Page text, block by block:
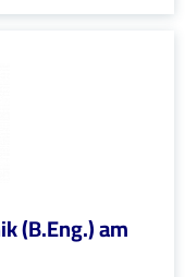
(B.Eng.) am